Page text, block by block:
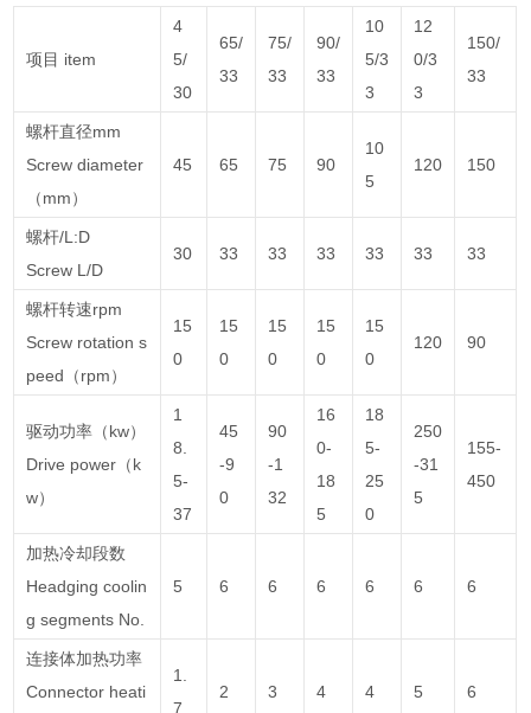
项目 item
4
5/
30
65/
33
75/
33
90/
33
10
5/3
3
12
0/3
3
150/
33
螺杆直径mm
Screw diameter
（mm）
45 65 75 90
10
5
120 150
螺杆/L:D
Screw L/D
30 33 33 33 33 33 33
螺杆转速rpm
Screw rotation s
peed（rpm）
15
0
15
0
15
0
15
0
15
0
120 90
驱动功率（kw）
Drive power（k
w）
1
8.
5-
37
45
-9
0
90
-1
32
16
0-
18
5
18
5-
25
0
250
-31
5
155-
450
加热冷却段数
Headging coolin
g segments No.
5 6 6 6 6 6 6
连接体加热功率
Connector heati
1.
7
2 3 4 4 5 6